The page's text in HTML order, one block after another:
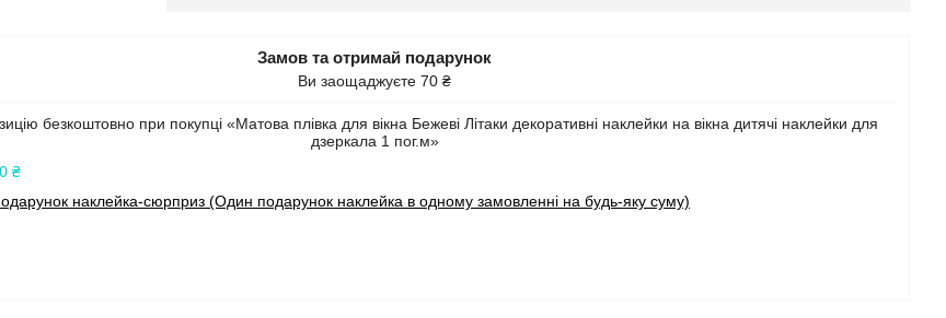
Замов та отримай подарунок
Ви заощаджуєте 70 ₴
безкоштовно при покупці «Матова плівка для вікна Бежеві Літаки декоративні наклейки на вікна дитячі наклейки для
дзеркала 1 пог.м»
₴
наклейка-сюрприз (Один подарунок наклейка в одному замовленні на будь-яку суму)